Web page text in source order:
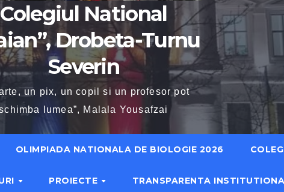
Colegiul National
Drobeta-Turnu
Severin
un pix, un copil si un profesor pot
lumea”, Malala Yousafzai
OLIMPIADA NATIONALA DE BIOLOGIE 2026
PROIECTE TRANSPARENTA